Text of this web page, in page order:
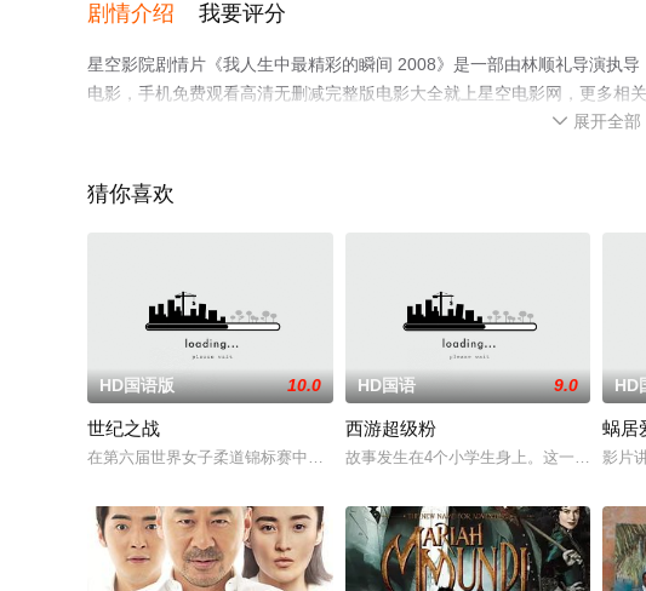
剧情介绍 我要评分
星空影院剧情片《我人生中最精彩的瞬间 2008》是一部由林顺礼导演执
电影，手机免费观看高清无删减完整版电影大全就上星空电影网，更多相
 展开全部
猜你喜欢
HD国语版 10.0
世纪之战
在第六届世界女子柔道锦标赛中，中国队的高娃以高超的技巧和凌厉的气势击
HD国语 9.0
西游超级粉
故事发生在4个小学生身上。这一天，他们
HD
蜗居
影片